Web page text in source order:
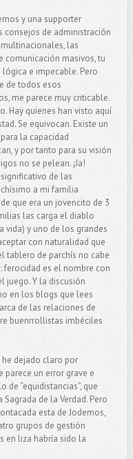
y una supporter
consejos de administración
las
comunicación masivos, tu
e impecable. Pero
de todos esos
me parece muy criticable.
Hay quienes han visto aquí
Se equivocan. Existe un
la capacidad
y por tanto para su visión
no se pelean. ¡Ja!
de las
a mi familia
que era un jovencito de 3
las carga el diablo
vida) y uno de los grandes
con naturalidad que
tablero de parchís no cabe
ferocidad es el nombre con
juego. Y la discusión
en los blogs que lees
de las relaciones de
buenrrollistas imbéciles
he dejado claro por
parece un error grave e
de “equidistancias”, que
de la Verdad. Pero
esta de Jodemos,
grupos de gestión
en liza habría sido la